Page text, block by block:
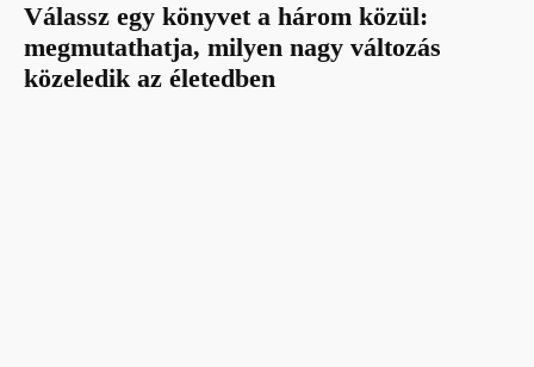
Válassz egy könyvet a három közül:
megmutathatja, milyen nagy változás
közeledik az életedben